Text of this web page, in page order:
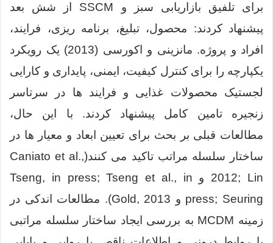
برای تلفیق بازاریابی سبز و SSCM از شش بعد
پیشنهاد کردند: محصول، تبلیغ، برنامه ریزی، فرایند،
افراد و پروژه. مانزینی و اکورسی (2013) یک رویکرد
یکپارچه را برای کنترل کیفیت، ایمنی، پایداری و کارایی
لجستیک محصولات غذایی و فرایند ها در سرتاسر
زنجیره تامین کامل پیشنهاد کردند. با این حال،
مطالعات قبلی بر بحث برای تعیین ابعاد و معیار ها در
ساختار سلسله مراتب تاکید می کنند(Caniato et al.,
2012; Lin و Tseng, in press; Tseng et al., in
press; Seuring و Gold, 2013). مطالعات اندکی در
زمینه MCDM به بررسی ایجاد ساختار سلسله مراتبی